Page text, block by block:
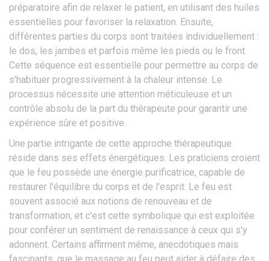
préparatoire afin de relaxer le patient, en utilisant des huiles
essentielles pour favoriser la relaxation. Ensuite,
différentes parties du corps sont traitées individuellement :
le dos, les jambes et parfois même les pieds ou le front.
Cette séquence est essentielle pour permettre au corps de
s'habituer progressivement à la chaleur intense. Le
processus nécessite une attention méticuleuse et un
contrôle absolu de la part du thérapeute pour garantir une
expérience sûre et positive.
Une partie intrigante de cette approche thérapeutique
réside dans ses effets énergétiques. Les praticiens croient
que le feu possède une énergie purificatrice, capable de
restaurer l'équilibre du corps et de l'esprit. Le feu est
souvent associé aux notions de renouveau et de
transformation, et c'est cette symbolique qui est exploitée
pour conférer un sentiment de renaissance à ceux qui s'y
adonnent. Certains affirment même, anecdotiques mais